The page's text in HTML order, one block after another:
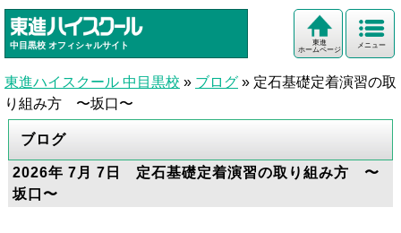
中目黒校 オフィシャルサイト メニュー
東進
ホームページ
東進ハイスクール 中目黒校 » ブログ » 定石基礎定着演習の取
り組み方 〜坂口〜
ブログ
2026年 7月 7日 定石基礎定着演習の取り組み方 〜
坂口〜